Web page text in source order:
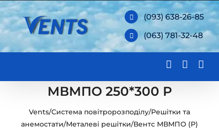
Skip
to
content
(093) 638-26-85
(063) 781-32-48
МВМПО 250*300 Р
Vents/Система повітророзподілу/Решітки та
анемостати/Металеві решітки/Вентс МВМПО (Р)